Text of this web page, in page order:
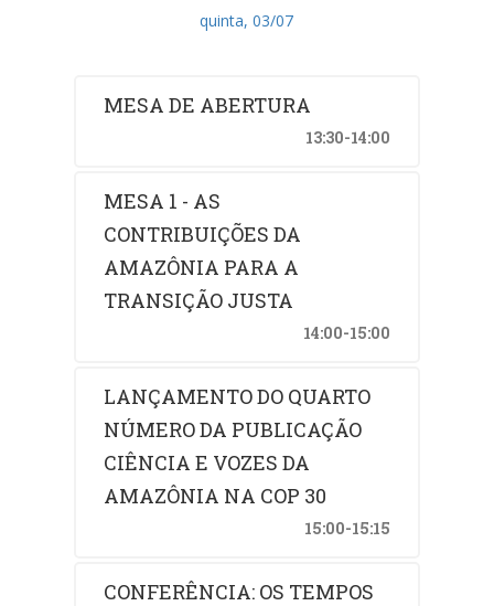
quinta, 03/07
MESA DE ABERTURA
13:30-14:00
MESA 1 - AS
CONTRIBUIÇÕES DA
AMAZÔNIA PARA A
TRANSIÇÃO JUSTA
14:00-15:00
LANÇAMENTO DO QUARTO
NÚMERO DA PUBLICAÇÃO
CIÊNCIA E VOZES DA
AMAZÔNIA NA COP 30
15:00-15:15
CONFERÊNCIA: OS TEMPOS